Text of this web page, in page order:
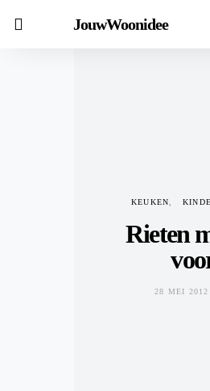
JouwWoonidee
KEUKEN
Rieten
28 MEI 2012